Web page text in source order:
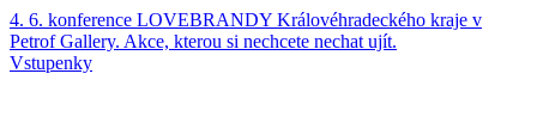
Přejít
k
obsahu
4. 6. konference LOVEBRANDY Královéhradeckého kraje v
Petrof Gallery. Akce, kterou si nechcete nechat ujít.
Vstupenky